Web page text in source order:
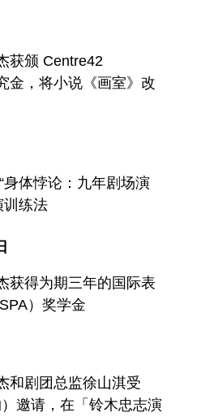
获颁 Centre42
金，将小说《画室》改
身体悖论：九年剧场演
训练法
获得为期三年的国际表
）奖学金
和剧团总监徐山淇受
邀请，在「铃木忠志演